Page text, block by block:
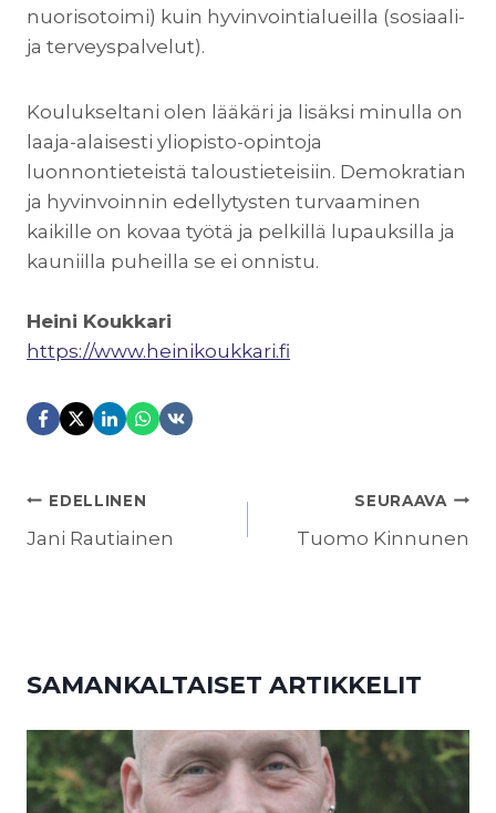
nuorisotoimi) kuin hyvinvointialueilla (sosiaali-
ja terveyspalvelut).
Koulukseltani olen lääkäri ja lisäksi minulla on
laaja-alaisesti yliopisto-opintoja
luonnontieteistä taloustieteisiin. Demokratian
ja hyvinvoinnin edellytysten turvaaminen
kaikille on kovaa työtä ja pelkillä lupauksilla ja
kauniilla puheilla se ei onnistu.
Heini Koukkari
https://www.heinikoukkari.fi
ARTIKKELIEN
SELAUS
EDELLINEN
Jani Rautiainen
SEURAAVA
Tuomo Kinnunen
SAMANKALTAISET ARTIKKELIT